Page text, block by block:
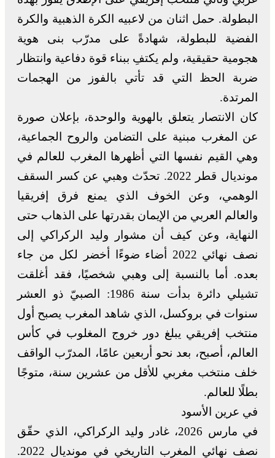
البطولة. حمل اثنان من لاعبيه الكرة الذهبية والكرة
الفضية للبطولة، شهادةً على مدرّب بنى هوية
هجومية حقيقية، ولم يكتفِ ببناء قوة دفاعية وانتظار
ضربة الحظ التي قد تأتي بالفوز من الهجمات
المرتدة.
كان الانتصار يتعلق بالهوية والوحدة، بإعلان صورة
عن المغرب مبنية على التضامن والروح الجماعية،
وهي القيم نفسها التي أظهرها المغرب للعالم في
مونديال قطر 2022. تحدّث وهبي عن كسر السقف
الوهمي، وعن الخوف الذي يمنع فرق إفريقيا
والعالم العربي من الإيمان بقدرتها على الذهاب حتى
النهاية، وعن كيف أن مشوار وليد الركراكي إلى
نصف نهائي 2022 أضاء ضوءًا أخضر لكل من جاء
بعده. أما بالنسبة إلى وهبي شخصيًا، فقد أغلقت
تشيلي دائرة بدأت سنة 1986: الصبيّ ذو العشر
سنوات في بروكسل، الذي شاهد المغرب يصبح أول
منتخب إفريقي يبلغ دور خروج المغلوب في كأس
العالم، أصبح، بعد نحو أربعين عامًا، المدرّب الواقف
خلف منتخب مغربي للأقل من عشرين سنة، متوجًا
بطلًا للعالم.
في عرين الأسود
في مارس 2026، غادر وليد الركراكي، الذي حقّق
نصف نهائي المغرب التاريخي في مونديال 2022.